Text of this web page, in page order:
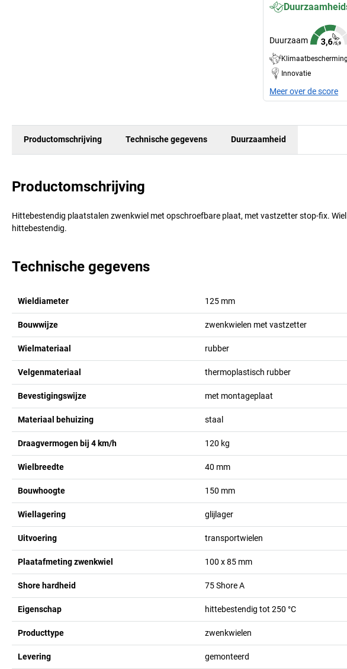
Duurzaam
Klimaatbescherming
Innovatie
Meer over de score
Productomschrijving Technische gegevens Duurzaamheid
Productomschrijving
Hittebestendig plaatstalen zwenkwiel met opschroefbare plaat, met vastzetter stop-fix.
hittebestendig.
Technische gegevens
Wieldiameter 125 mm
Bouwwijze zwenkwielen met vastzetter
Wielmateriaal rubber
Velgenmateriaal thermoplastisch rubber
Bevestigingswijze met montageplaat
Materiaal behuizing staal
Draagvermogen bij 4 km/h 120 kg
Wielbreedte 40 mm
Bouwhoogte 150 mm
Wiellagering glijlager
Uitvoering transportwielen
Plaatafmeting zwenkwiel 100 x 85 mm
Shore hardheid 75 Shore A
Eigenschap hittebestendig tot 250 °C
Producttype zwenkwielen
Levering gemonteerd